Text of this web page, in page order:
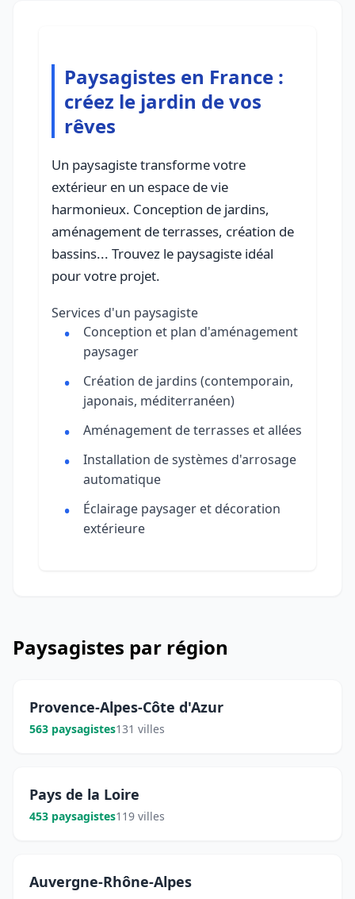
Paysagistes en France :
créez le jardin de vos
rêves
Un paysagiste transforme votre
extérieur en un espace de vie
harmonieux. Conception de jardins,
aménagement de terrasses, création de
bassins... Trouvez le paysagiste idéal
pour votre projet.
Services d'un paysagiste
Conception et plan d'aménagement
paysager
Création de jardins (contemporain,
japonais, méditerranéen)
Aménagement de terrasses et allées
Installation de systèmes d'arrosage
automatique
Éclairage paysager et décoration
extérieure
Paysagistes par région
Provence-Alpes-Côte d'Azur
563 paysagistes131 villes
Pays de la Loire
453 paysagistes119 villes
Auvergne-Rhône-Alpes